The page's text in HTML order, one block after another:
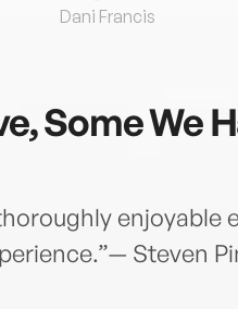
Dani Francis
Some We
enjoyable
Steven